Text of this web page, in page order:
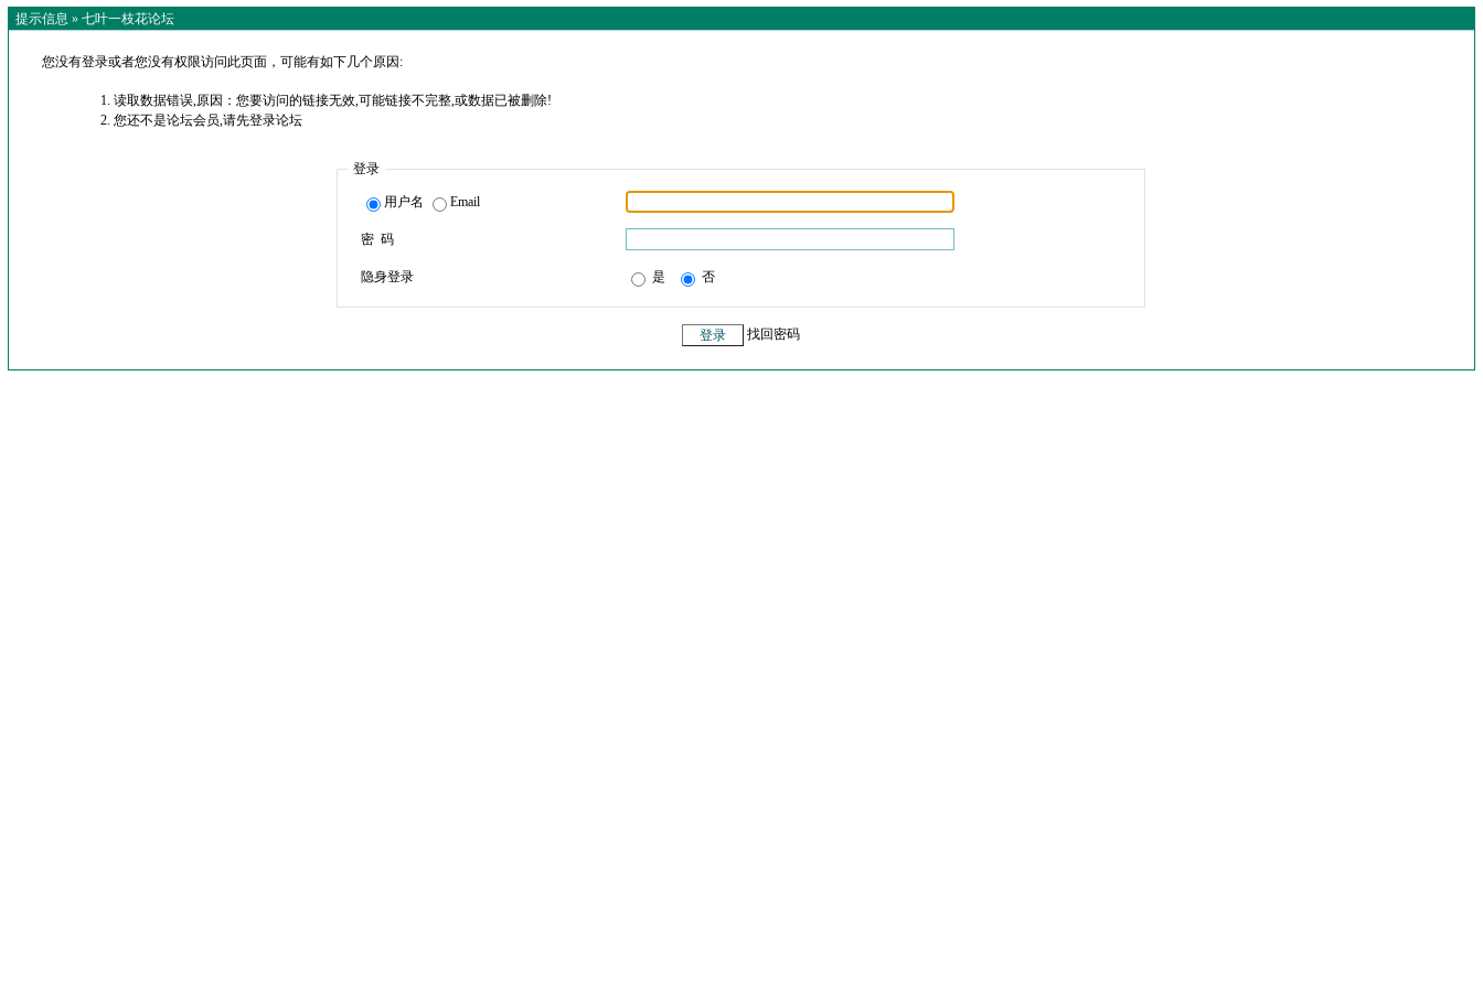
提示信息 » 七叶一枝花论坛
您没有登录或者您没有权限访问此页面，可能有如下几个原因:
读取数据错误,原因：您要访问的链接无效,可能链接不完整,或数据已被删除!
您还不是论坛会员,请先登录论坛
登录
用户名 Email
密 码
隐身登录 是 否
找回密码